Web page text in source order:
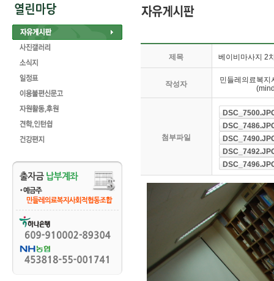
제목 베이비마사지 2
작성자
민들레의료복지
첨부파일